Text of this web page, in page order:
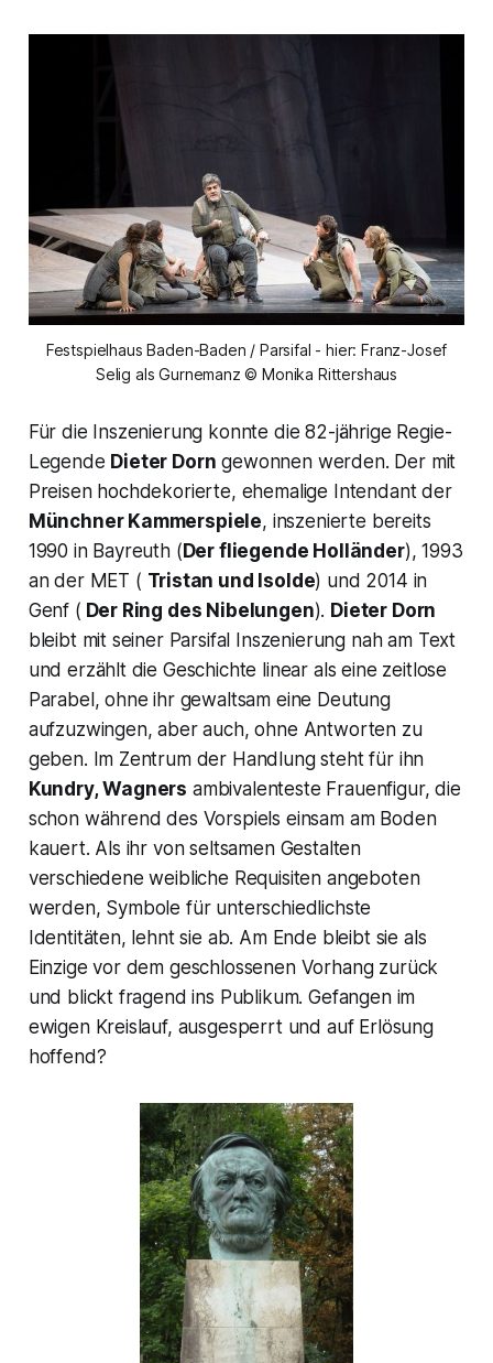
Festspielhaus Baden-Baden / Parsifal - hier: Franz-Josef
Selig als Gurnemanz © Monika Rittershaus
Für die Inszenierung konnte die 82-jährige Regie-
Legende Dieter Dorn gewonnen werden. Der mit
Preisen hochdekorierte, ehemalige Intendant der
Münchner Kammerspiele, inszenierte bereits
1990 in Bayreuth ( Der fliegende Holländer), 1993
an der MET ( Tristan und Isolde) und 2014 in
Genf ( Der Ring des Nibelungen). Dieter Dorn
bleibt mit seiner Parsifal Inszenierung nah am Text
und erzählt die Geschichte linear als eine zeitlose
Parabel, ohne ihr gewaltsam eine Deutung
aufzuzwingen, aber auch, ohne Antworten zu
geben. Im Zentrum der Handlung steht für ihn
Kundry,Wagners ambivalenteste Frauenfigur, die
schon während des Vorspiels einsam am Boden
kauert. Als ihr von seltsamen Gestalten
verschiedene weibliche Requisiten angeboten
werden, Symbole für unterschiedlichste
Identitäten, lehnt sie ab. Am Ende bleibt sie als
Einzige vor dem geschlossenen Vorhang zurück
und blickt fragend ins Publikum. Gefangen im
ewigen Kreislauf, ausgesperrt und auf Erlösung
hoffend?